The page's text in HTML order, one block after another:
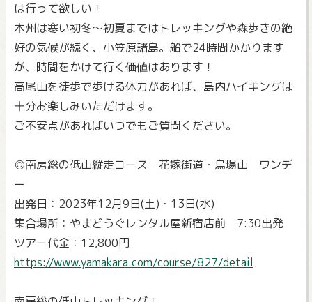
は行って欲しい！
本州は寒い初冬～初夏まではトレッキングや森歩きの絶
好の気候が続く、小笠原諸島。船で24時間かかります
が、時間をかけて行く価値はあります！
高尾山を徒歩で歩ける体力があれば、島内ハイキングは
十分お楽しみいただけます。
ご不安点があればいつでもご質問ください。
◎南房総の低山縦走コース 花嫁街道・烏場山 ワンデ
ー
出発日：2023年12月9日(土)・13日(水)
集合場所：やまどうぐレンタル屋新宿店前 7:30出発
ツアー代金：12,800円
https://www.yamakara.com/course/827/detail